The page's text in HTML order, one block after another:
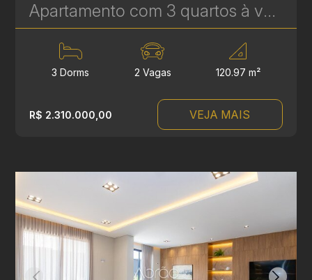
Apartamento com 3 quartos à venda no Água Verde - 120,97 m² - Le Sense | Ref. 1777
3 Dorms 2 Vagas 120.97 m²
R$ 2.310.000,00 VEJA MAIS